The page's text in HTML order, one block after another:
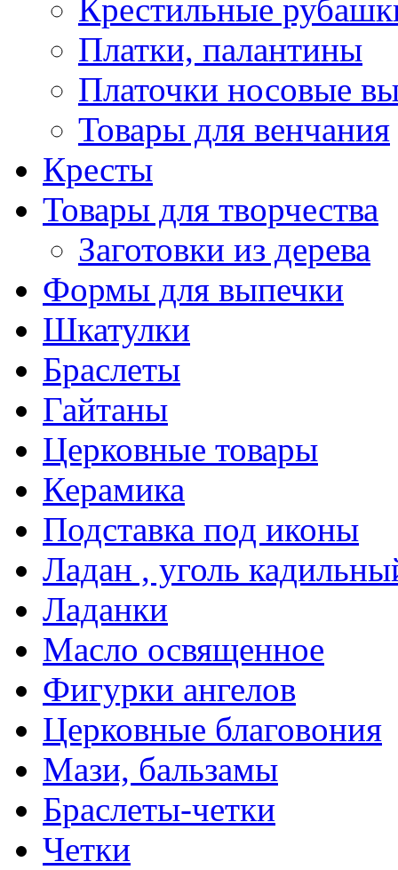
Крестильные
Платки, палантины
Платочки носовые
Товары для венчания
Кресты
Товары для творчества
Заготовки из дерева
Формы для выпечки
Шкатулки
Браслеты
Гайтаны
Церковные товары
Керамика
Подставка под иконы
Ладан , уголь
Ладанки
Масло освященное
Фигурки ангелов
Церковные благовония
Мази, бальзамы
Браслеты-четки
Четки